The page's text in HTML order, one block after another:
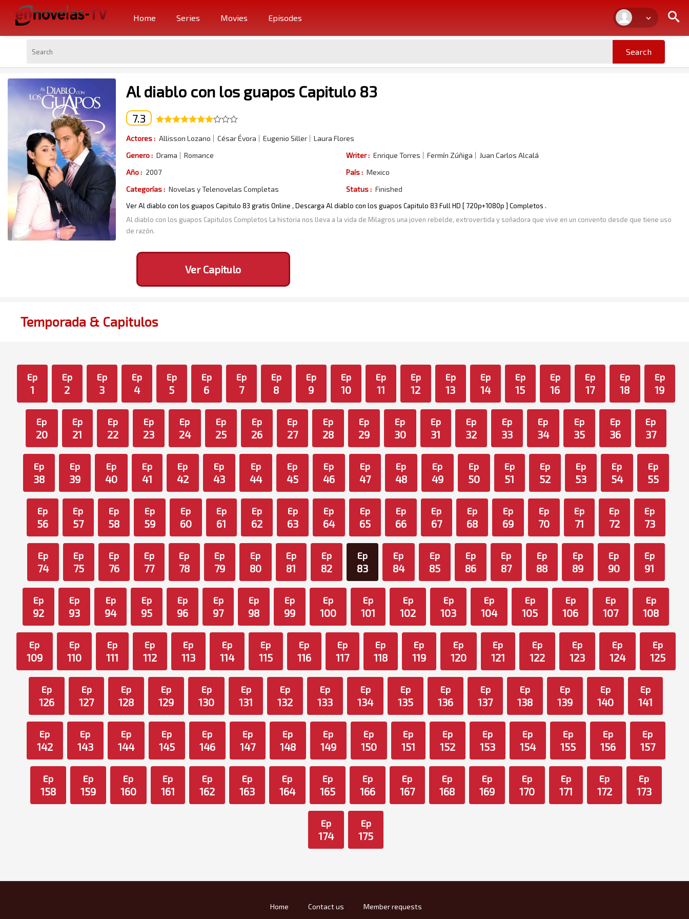
Home Series Movies Episodes
Al diablo con los guapos Capitulo 83
7.3
Actores : Allisson Lozano César Évora Eugenio Siller
Laura Flores
Genero : Drama Romance Writer : Enrique Torres Fermín Zúñiga
Juan Carlos Alcalá
Año : 2007 País : Mexico
Categorías : Novelas y Telenovelas Completas Status : Finished
Ver Al diablo con los guapos Capitulo 83 gratis Online , Descarga Al diablo con los guapos Capitulo 83 Full HD [ 720p+1080p ] Completos .
Al diablo con los guapos Capitulos Completos La historia nos lleva a la vida de Milagros una joven rebelde, extrovertida y soñadora que vive en un convento desde que tiene uso
de razón.
Ver Capitulo
Temporada & Capitulos
Ep
1
Ep
2
Ep
3
Ep
4
Ep
5
Ep
6
Ep
7
Ep
8
Ep
9
Ep
10
Ep
11
Ep
12
Ep
13
Ep
14
Ep
15
Ep
16
Ep
17
Ep
18
Ep
19
Ep
20
Ep
21
Ep
22
Ep
23
Ep
24
Ep
25
Ep
26
Ep
27
Ep
28
Ep
29
Ep
30
Ep
31
Ep
32
Ep
33
Ep
34
Ep
35
Ep
36
Ep
37
Ep
38
Ep
39
Ep
40
Ep
41
Ep
42
Ep
43
Ep
44
Ep
45
Ep
46
Ep
47
Ep
48
Ep
49
Ep
50
Ep
51
Ep
52
Ep
53
Ep
54
Ep
55
Ep
56
Ep
57
Ep
58
Ep
59
Ep
60
Ep
61
Ep
62
Ep
63
Ep
64
Ep
65
Ep
66
Ep
67
Ep
68
Ep
69
Ep
70
Ep
71
Ep
72
Ep
73
Ep
74
Ep
75
Ep
76
Ep
77
Ep
78
Ep
79
Ep
80
Ep
81
Ep
82
Ep
83
Ep
84
Ep
85
Ep
86
Ep
87
Ep
88
Ep
89
Ep
90
Ep
91
Ep
92
Ep
93
Ep
94
Ep
95
Ep
96
Ep
97
Ep
98
Ep
99
Ep
100
Ep
101
Ep
102
Ep
103
Ep
104
Ep
105
Ep
106
Ep
107
Ep
108
Ep
109
Ep
110
Ep
111
Ep
112
Ep
113
Ep
114
Ep
115
Ep
116
Ep
117
Ep
118
Ep
119
Ep
120
Ep
121
Ep
122
Ep
123
Ep
124
Ep
125
Ep
126
Ep
127
Ep
128
Ep
129
Ep
130
Ep
131
Ep
132
Ep
133
Ep
134
Ep
135
Ep
136
Ep
137
Ep
138
Ep
139
Ep
140
Ep
141
Ep
142
Ep
143
Ep
144
Ep
145
Ep
146
Ep
147
Ep
148
Ep
149
Ep
150
Ep
151
Ep
152
Ep
153
Ep
154
Ep
155
Ep
156
Ep
157
Ep
158
Ep
159
Ep
160
Ep
161
Ep
162
Ep
163
Ep
164
Ep
165
Ep
166
Ep
167
Ep
168
Ep
169
Ep
170
Ep
171
Ep
172
Ep
173
Ep
174
Ep
175
Home Contact us Member requests